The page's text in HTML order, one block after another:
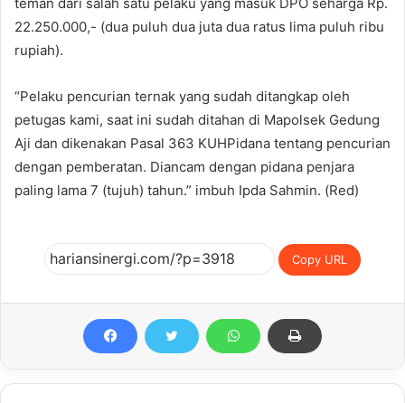
22.250.000,- (dua puluh dua juta dua ratus lima puluh ribu
rupiah).
“Pelaku pencurian ternak yang sudah ditangkap oleh
petugas kami, saat ini sudah ditahan di Mapolsek Gedung
Aji dan dikenakan Pasal 363 KUHPidana tentang pencurian
dengan pemberatan. Diancam dengan pidana penjara
paling lama 7 (tujuh) tahun.” imbuh Ipda Sahmin. (Red)
Copy URL